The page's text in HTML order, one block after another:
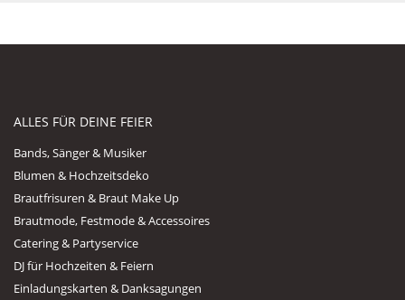
ALLES FÜR DEINE FEIER
Bands, Sänger & Musiker
Blumen & Hochzeitsdeko
Brautfrisuren & Braut Make Up
Brautmode, Festmode & Accessoires
Catering & Partyservice
DJ für Hochzeiten & Feiern
Einladungskarten & Danksagungen